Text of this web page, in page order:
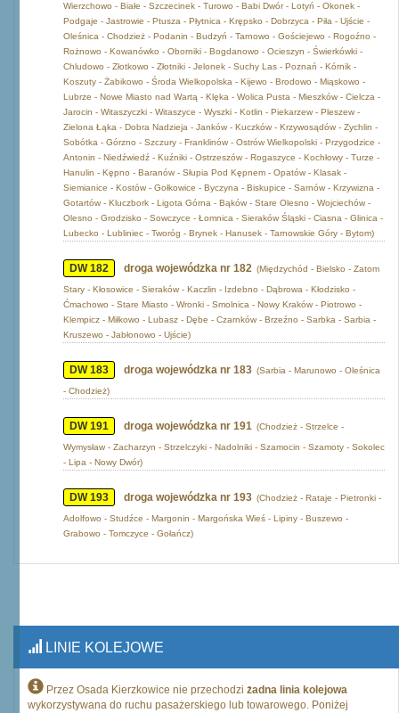
Wierzchowo - Białe - Szczecinek - Turowo - Babi Dwór - Lotyń - Okonek -
Podgaje - Jastrowie - Ptusza - Płytnica - Krępsko - Dobrzyca - Piła - Ujście -
Oleśnica - Chodzież - Podanin - Budzyń - Tarnowo - Gościejewo - Rogoźno -
Rożnowo - Kowanówko - Oborniki - Bogdanowo - Ocieszyn - Świerkówki -
Chludowo - Złotkowo - Złotniki - Jelonek - Suchy Las - Poznań - Kórnik -
Koszuty - Żabikowo - Środa Wielkopolska - Kijewo - Brodowo - Miąskowo -
Lubrze - Nowe Miasto nad Wartą - Klęka - Wolica Pusta - Mieszków - Cielcza -
Jarocin - Witaszyczki - Witaszyce - Wyszki - Kotlin - Piekarzew - Pleszew -
Zielona Łąka - Dobra Nadzieja - Janków - Kuczków - Krzywosądów - Zychlin -
Sobótka - Górzno - Szczury - Franklinów - Ostrów Wielkopolski - Przygodzice -
Antonin - Niedźwiedź - Kuźniki - Ostrzeszów - Rogaszyce - Kochłowy - Turze -
Hanulin - Kępno - Baranów - Słupia Pod Kępnem - Opatów - Klasak -
Siemianice - Kostów - Gołkowice - Byczyna - Biskupice - Sarnów - Krzywizna -
Gotartów - Kluczbork - Ligota Górna - Bąków - Stare Olesno - Wojciechów -
Olesno - Grodzisko - Sowczyce - Łomnica - Sieraków Śląski - Ciasna - Glinica -
Lubecko - Lubliniec - Tworóg - Brynek - Hanusek - Tarnowskie Góry - Bytom)
DW 182 droga wojewódzka nr 182 (Międzychód - Bielsko - Zatom
Stary - Kłosowice - Sieraków - Kaczlin - Izdebno - Dąbrowa - Kłodzisko -
Ćmachowo - Stare Miasto - Wronki - Smolnica - Nowy Kraków - Piotrowo -
Klempicz - Miłkowo - Lubasz - Dębe - Czarnków - Brzeźno - Sarbka - Sarbia -
Kruszewo - Jabłonowo - Ujście)
DW 183 droga wojewódzka nr 183 (Sarbia - Marunowo - Oleśnica
- Chodzież)
DW 191 droga wojewódzka nr 191 (Chodzież - Strzelce -
Wymysław - Zacharzyn - Strzelczyki - Nadolniki - Szamocin - Szamoty - Sokolec
- Lipa - Nowy Dwór)
DW 193 droga wojewódzka nr 193 (Chodzież - Rataje - Pietronki -
Adolfowo - Studźce - Margonin - Margońska Wieś - Lipiny - Buszewo -
Grabowo - Tomczyce - Gołańcz)
LINIE KOLEJOWE
Przez Osada Kierzkowice nie przechodzi żadna linia kolejowa
wykorzystywana do ruchu pasażerskiego lub towarowego. Poniżej